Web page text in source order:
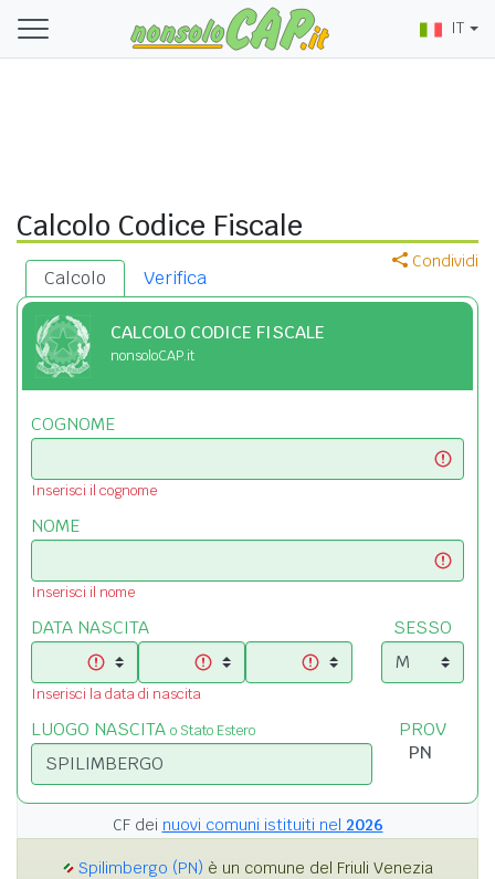
IT
Calcolo Codice Fiscale
Condividi
Calcolo Verifica
CALCOLO CODICE FISCALE
nonsoloCAP.it
COGNOME
Inserisci il cognome
NOME
Inserisci il nome
DATA NASCITA
Inserisci la data di nascita
SESSO
LUOGO NASCITA o Stato Estero PROV
CF dei nuovi comuni istituiti nel 2026
Spilimbergo (PN) è un comune del Friuli Venezia